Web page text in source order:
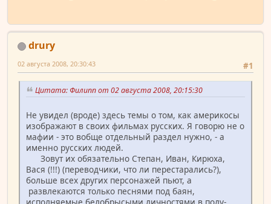
drury
#1
02 августа 2008, 20:30:43
Цитата: Филипп от 02 августа 2008, 20:15:30
Не увидел (вроде) здесь темы о том, как америкосы
изображают в своих фильмах русских. Я говорю не о
мафии - это вобще отдельный раздел нужно, - а
именно русских людей.
Зовут их обязательно Степан, Иван, Кирюха,
Вася (!!!) (переводчики, что ли перестарались?),
больше всех других персонажей пьют, а
развлекаются только песнями под баян,